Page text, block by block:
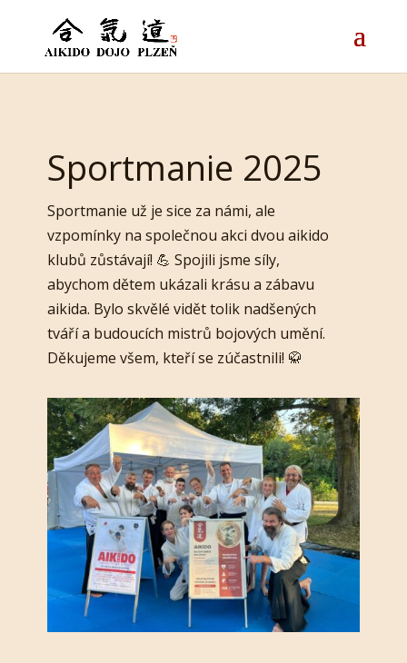
Sportmanie 2025
Sportmanie už je sice za námi, ale
vzpomínky na společnou akci dvou aikido
klubů zůstávají! 💪 Spojili jsme síly,
abychom dětem ukázali krásu a zábavu
aikida. Bylo skvělé vidět tolik nadšených
tváří a budoucích mistrů bojových umění.
Děkujeme všem, kteří se zúčastnili! 🥋